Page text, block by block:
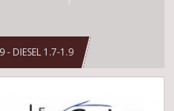
DIESEL 1.7-1.9